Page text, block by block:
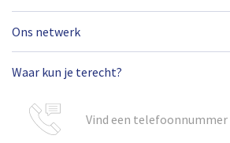
Ons netwerk
Waar kun je terecht?
Vind een telefoonnummer